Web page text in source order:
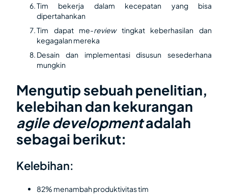
Tim bekerja dalam kecepatan yang bisa
dipertahankan
Tim dapat me-review tingkat keberhasilan dan
kegagalan mereka
Desain dan implementasi disusun sesederhana
mungkin
Mengutip sebuah penelitian,
kelebihan dan kekurangan
agile developmentadalah
sebagai berikut:
Kelebihan:
82% menambah produktivitas tim